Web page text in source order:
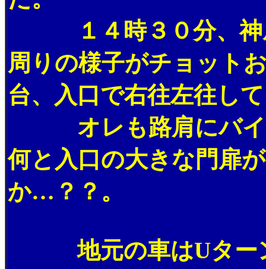
１４時３０分、神威
周りの様子がチョット
台、入口で右往左往し
オレも路肩にバイ
何と入口の大きな門扉
か…？？。
地元の車はUターン